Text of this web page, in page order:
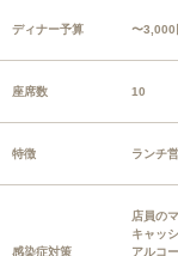
ディナー予算 〜3,000
座席数 10
特徴 ランチ
感染症対策
店員の
キャッ
アルコ